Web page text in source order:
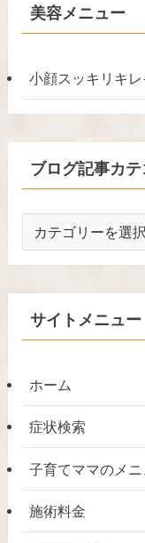
美容メニュー
小顔スッキリキ
ブログ記事カテ
グ
記
事
ゴ
サイトメニュー
ホーム
症状検索
子育てママのメニ
施術料金